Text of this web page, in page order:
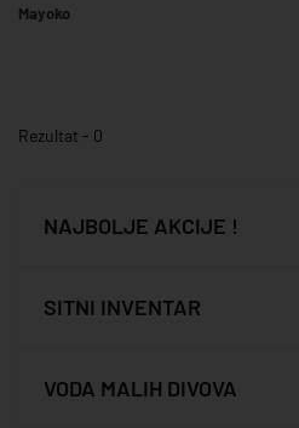
Mayoko
Rezultat - 0
NAJBOLJE AKCIJE !
SITNI INVENTAR
VODA MALIH DIVOVA